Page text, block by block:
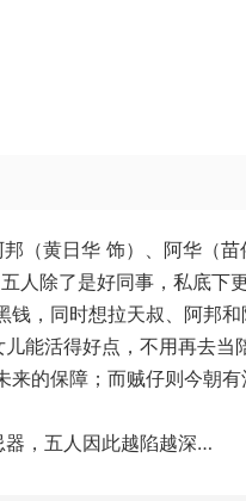
（黄日华 饰）、阿华（
人除了是好同事，私底下
，同时想拉天叔、阿邦
能活得好点，不用再去当
的保障；而贼仔则今朝有
器，五人因此越陷越深…